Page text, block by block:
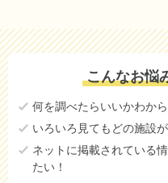
こんなお悩
何を調べたらいいかわから
いろいろ見てもどの施設
ネットに掲載されている
たい！